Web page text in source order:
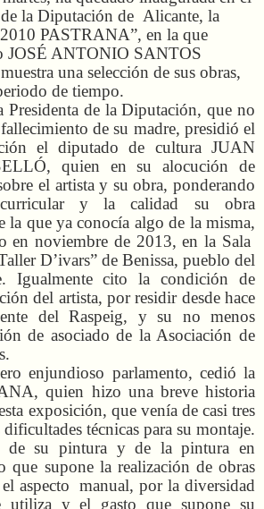
la Diputación de Alicante, la
PASTRANA”, en la que
JOSÉ ANTONIO SANTOS
una selección de sus obras,
de tiempo.
Presidenta de la Diputación, que no
de su madre, presidió el
el diputado de cultura JUAN
quien en su alocución de
el artista y su obra, ponderando
y la calidad su obra
que ya conocía algo de la misma,
en noviembre de 2013, en la Sala
D’ivars” de Benissa, pueblo del
Igualmente cito la condición de
del artista, por residir desde hace
del Raspeig, y su no menos
de asociado de la Asociación de
enjundioso parlamento, cedió la
quien hizo una breve historia
exposición, que venía de casi tres
dificultades técnicas para su montaje.
de su pintura y de la pintura en
que supone la realización de obras
aspecto manual, por la diversidad
utiliza y el gasto que supone su